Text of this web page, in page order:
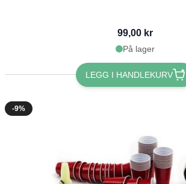
99,00 kr
På lager
LEGG I HANDLEKURV
-9%